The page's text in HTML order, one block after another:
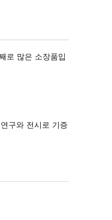
로 많은 소장품입
구와 전시로 기증